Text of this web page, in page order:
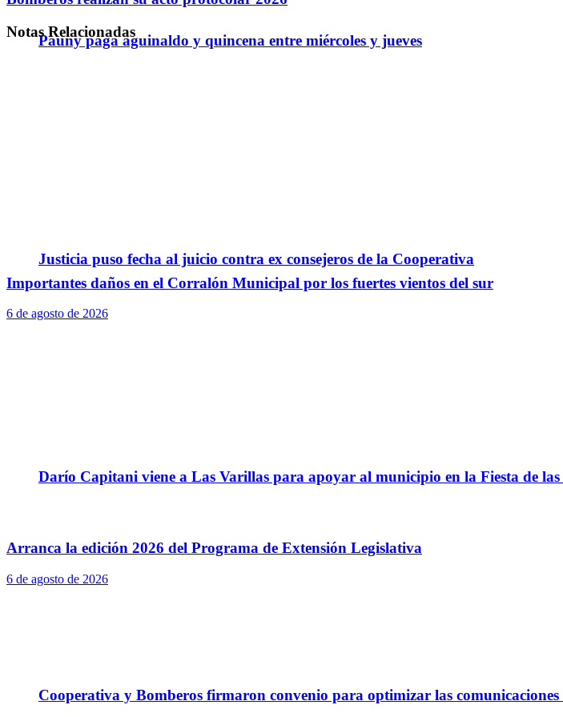
Pauny paga aguinaldo y quincena entre miércoles y jueves
Justicia puso fecha al juicio contra ex consejeros de la Cooperativa
Darío Capitani viene a Las Varillas para apoyar al municipio en la Fiesta de las
Cooperativa y Bomberos firmaron convenio para optimizar las comunicaciones
NotasRelacionadas
Importantes daños en el Corralón Municipal por los fuertes vientos del sur
6 de agosto de 2026
Arranca la edición 2026 del Programa de Extensión Legislativa
6 de agosto de 2026